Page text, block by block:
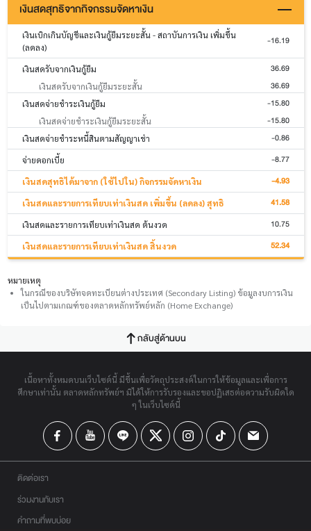
เงินสดสุทธิจากกิจกรรมจัดหาเงิน
เงินเบิกเกินบัญชีและเงินกู้ยืมระยะสั้น - สถาบันการเงิน เพิ่มขึ้น
(ลดลง)
-16.19
เงินสดรับจากเงินกู้ยืม 36.69
เงินสดรับจากเงินกู้ยืมระยะสั้น 36.69
เงินสดจ่ายชำระเงินกู้ยืม -15.80
เงินสดจ่ายชำระเงินกู้ยืมระยะสั้น -15.80
เงินสดจ่ายชำระหนี้สินตามสัญญาเช่า -0.86
จ่ายดอกเบี้ย -8.77
เงินสดสุทธิได้มาจาก (ใช้ไปใน) กิจกรรมจัดหาเงิน -4.93
เงินสดและรายการเทียบเท่าเงินสด เพิ่มขึ้น (ลดลง) สุทธิ 41.58
เงินสดและรายการเทียบเท่าเงินสด ต้นงวด 10.75
เงินสดและรายการเทียบเท่าเงินสด สิ้นงวด 52.34
หมายเหตุ
ในกรณีของบริษัทจดทะเบียนต่างประเทศ (Secondary Listing) ข้อมูลงบการเงิน
เป็นไปตามเกณฑ์ของตลาดหลักทรัพย์หลัก (Home Exchange)
กลับสู่ด้านบน
เนื้อหาทั้งหมดบนเว็บไซต์นี้ มีขึ้นเพื่อวัตถุประสงค์ในการให้ข้อมูลและเพื่อการ
ศึกษาเท่านั้น ตลาดหลักทรัพย์ฯ มิได้ให้การรับรองและขอปฏิเสธต่อความรับผิดใด
ๆ ในเว็บไซต์นี้
ติดต่อเรา
ร่วมงานกับเรา
คำถามที่พบบ่อย